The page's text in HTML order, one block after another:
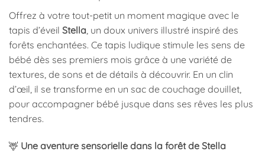
Offrez à votre tout-petit un moment magique avec le
tapis d’éveil Stella, un doux univers illustré inspiré des
forêts enchantées. Ce tapis ludique stimule les sens de
bébé dès ses premiers mois grâce à une variété de
textures, de sons et de détails à découvrir. En un clin
d’œil, il se transforme en un sac de couchage douillet,
pour accompagner bébé jusque dans ses rêves les plus
tendres.
🦌 Une aventure sensorielle dans la forêt de Stella